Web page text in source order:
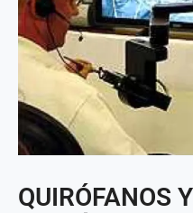
QUIRÓFANOS